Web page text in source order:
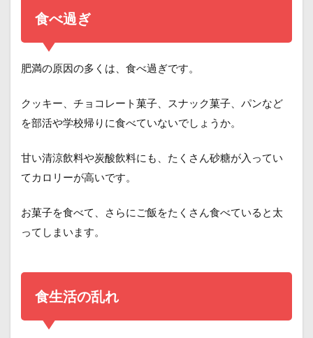
食べ過ぎ
肥満の原因の多くは、食べ過ぎです。
クッキー、チョコレート菓子、スナック菓子、パンなど
を部活や学校帰りに食べていないでしょうか。
甘い清涼飲料や炭酸飲料にも、たくさん砂糖が入ってい
てカロリーが高いです。
お菓子を食べて、さらにご飯をたくさん食べていると太
ってしまいます。
食生活の乱れ